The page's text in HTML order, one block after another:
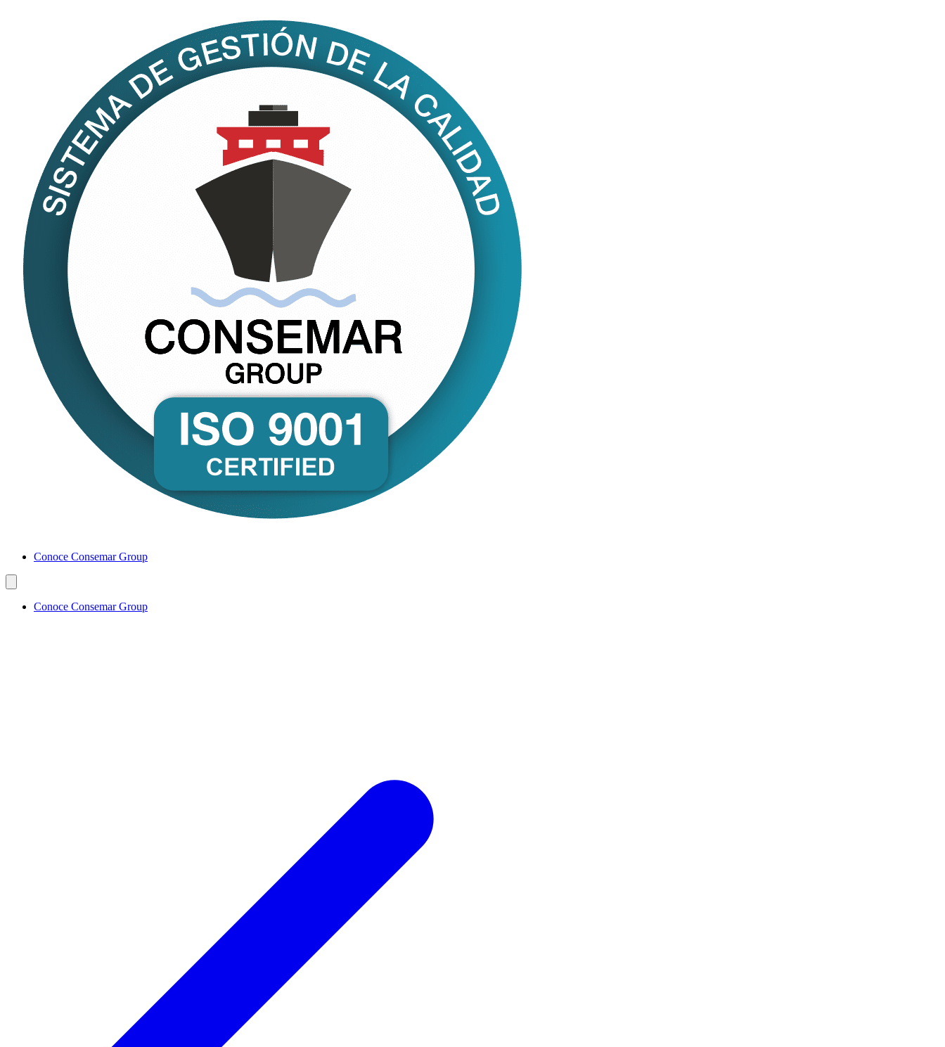
Conoce Consemar Group
Conoce Consemar Group